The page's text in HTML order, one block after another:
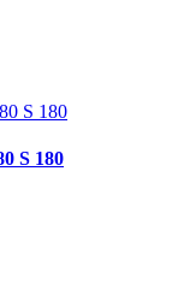
S 180